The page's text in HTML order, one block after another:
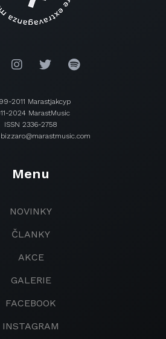
2011 Marastjakcyp
2024 MarastMusic
ISSN 2336-2758
Menu
NOVINKY
ČLANKY
AKCE
GALERIE
FACEBOOK
INSTAGRAM